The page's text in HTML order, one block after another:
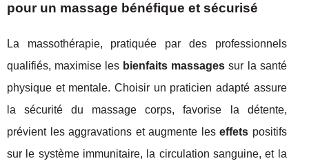
pour un massage bénéfique et sécurisé
La massothérapie, pratiquée par des professionnels
qualifiés, maximise les bienfaits massages sur la santé
physique et mentale. Choisir un praticien adapté assure
la sécurité du massage corps, favorise la détente,
prévient les aggravations et augmente leseffets positifs
sur le système immunitaire, la circulation sanguine, et la